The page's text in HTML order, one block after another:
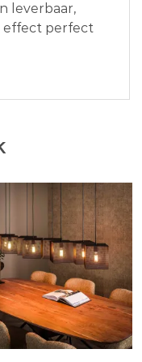
leverbaar,
effect perfect